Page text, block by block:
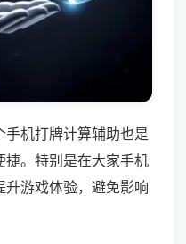
手机打牌计算辅助也是
捷。特别是在大家手机
游戏体验，避免影响